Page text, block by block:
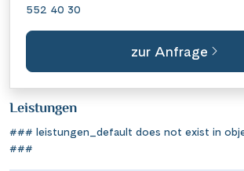
552 40 30
zur Anfrage
Leistungen
### leistungen_default does not exist in
###